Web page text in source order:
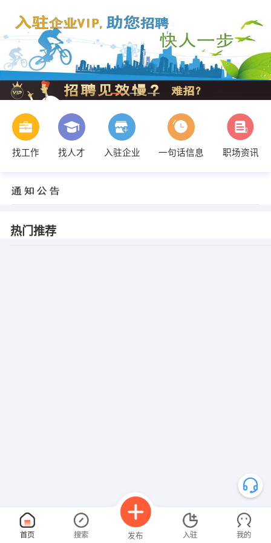
找工作 找人才 入驻企业 一句话信息 职场资讯
热门推荐
首页 搜索 发布 入驻 我的